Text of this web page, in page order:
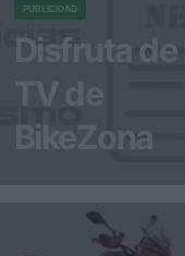
PUBLICIDAD
Disfruta de
BikeZona
BikeZonaTV!